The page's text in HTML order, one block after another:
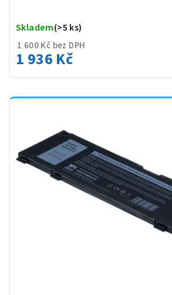
1 600 Kč bez DPH
1 936 Kč
Skladem(>5 ks)